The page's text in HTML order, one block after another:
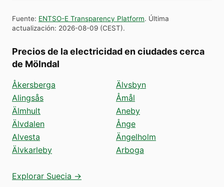
Fuente: ENTSO-E Transparency Platform. Última
actualización: 2026-08-09 (CEST).
Precios de la electricidad en ciudades cerca
de Mölndal
Åkersberga
Alingsås
Älmhult
Älvdalen
Alvesta
Älvkarleby
Älvsbyn
Åmål
Aneby
Ånge
Ängelholm
Arboga
Explorar Suecia →